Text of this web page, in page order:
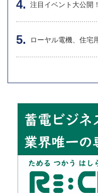
注目イベント大公開
ローヤル電機、住宅